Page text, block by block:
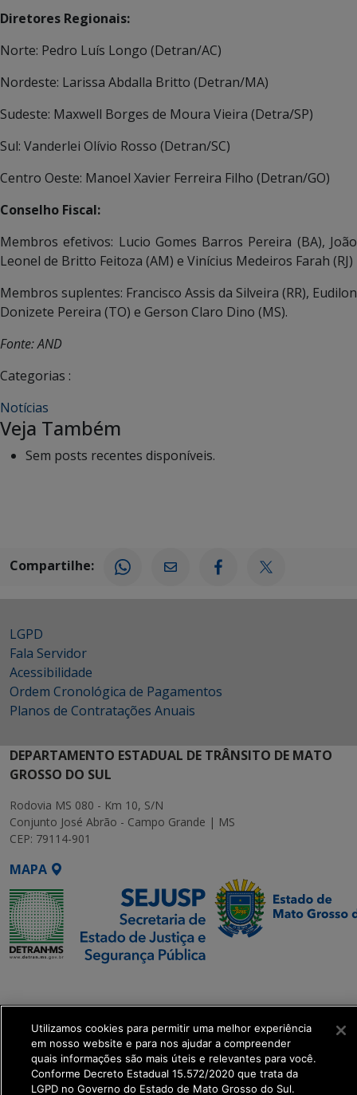
Diretores Regionais:
Norte: Pedro Luís Longo (Detran/AC)
Nordeste: Larissa Abdalla Britto (Detran/MA)
Sudeste: Maxwell Borges de Moura Vieira (Detra/SP)
Sul: Vanderlei Olívio Rosso (Detran/SC)
Centro Oeste: Manoel Xavier Ferreira Filho (Detran/GO)
Conselho Fiscal:
Membros efetivos: Lucio Gomes Barros Pereira (BA), João
Leonel de Britto Feitoza (AM) e Vinícius Medeiros Farah (RJ)
Membros suplentes: Francisco Assis da Silveira (RR), Eudilon
Donizete Pereira (TO) e Gerson Claro Dino (MS).
Fonte: AND
Categorias :
Notícias
Veja Também
Sem posts recentes disponíveis.
Compartilhe:
LGPD
Fala Servidor
Acessibilidade
Ordem Cronológica de Pagamentos
Planos de Contratações Anuais
DEPARTAMENTO ESTADUAL DE TRÂNSITO DE MATO
GROSSO DO SUL
Rodovia MS 080 - Km 10, S/N
Conjunto José Abrão - Campo Grande | MS
CEP: 79114-901
MAPA
Executiva de
Transformação Digital
get_footer();
Utilizamos cookies para permitir uma melhor experiência
em nosso website e para nos ajudar a compreender
quais informações são mais úteis e relevantes para você.
Conforme Decreto Estadual 15.572/2020 que trata da
LGPD no Governo do Estado de Mato Grosso do Sul.